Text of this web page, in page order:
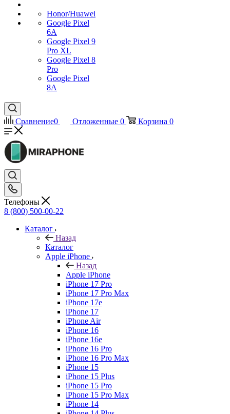
Honor/Huawei
Google Pixel
6A
Google Pixel 9
Pro XL
Google Pixel 8
Pro
Google Pixel
8A
Сравнение0 Отложенные 0 Корзина 0
Телефоны
8 (800) 500-00-22
Каталог
Назад
Каталог
Apple iPhone
Назад
Apple iPhone
iPhone 17 Pro
iPhone 17 Pro Max
iPhone 17e
iPhone 17
iPhone Air
iPhone 16
iPhone 16e
iPhone 16 Pro
iPhone 16 Pro Max
iPhone 15
iPhone 15 Plus
iPhone 15 Pro
iPhone 15 Pro Max
iPhone 14